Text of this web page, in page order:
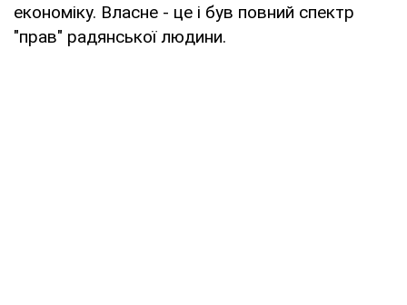
економіку. Власне - це і був повний спектр
"прав" радянської людини.